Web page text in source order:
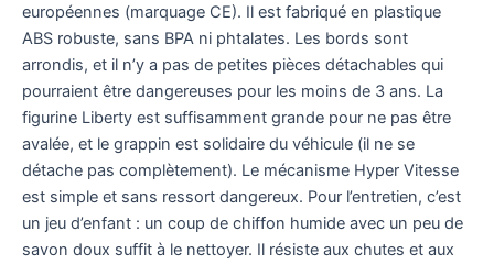
européennes (marquage CE). Il est fabriqué en plastique
ABS robuste, sans BPA ni phtalates. Les bords sont
arrondis, et il n’y a pas de petites pièces détachables qui
pourraient être dangereuses pour les moins de 3 ans. La
figurine Liberty est suffisamment grande pour ne pas être
avalée, et le grappin est solidaire du véhicule (il ne se
détache pas complètement). Le mécanisme Hyper Vitesse
est simple et sans ressort dangereux. Pour l’entretien, c’est
un jeu d’enfant : un coup de chiffon humide avec un peu de
savon doux suffit à le nettoyer. Il résiste aux chutes et aux